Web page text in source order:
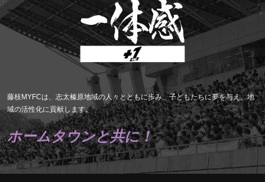
藤枝MYFCは、志太榛原地域の人々とともに歩み、子どもたちに夢を与え、地
域の活性化に貢献します。
ホームタウンと共に！